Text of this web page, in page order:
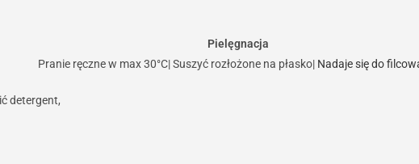
Pielęgnacja
Pranie ręczne w max 30°C| Suszyć rozłożone na płasko| Nadaje się do
detergent,